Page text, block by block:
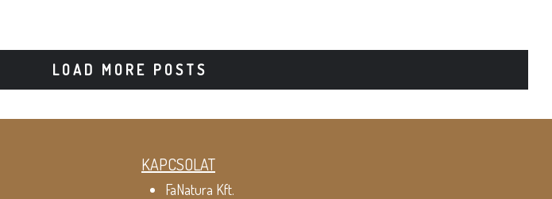
LOAD MORE POSTS
KAPCSOLAT
FaNatura Kft.